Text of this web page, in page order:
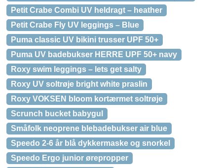
Petit Crabe Combi UV heldragt – heather
Petit Crabe Fly UV leggings – Blue
Puma classic UV bikini trusser UPF 50+
Puma UV badebukser HERRE UPF 50+ navy
Roxy swim leggings – lets get salty
Roxy UV soltrøje bright white praslin
Roxy VOKSEN bloom kortærmet soltrøje
Scrunch bucket babygul
Småfolk neoprene blebadebukser air blue
Speedo 2-6 år blå dykkermaske og snorkel
Speedo Ergo junior ørepropper